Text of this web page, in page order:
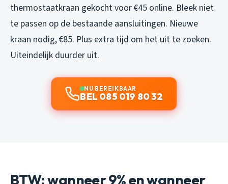
thermostaatkraan gekocht voor €45 online. Bleek niet
te passen op de bestaande aansluitingen. Nieuwe
kraan nodig, €85. Plus extra tijd om het uit te zoeken.
Uiteindelijk duurder uit.
NU BEREIKBAAR
BEL 085 019 80 32
BTW: wanneer 9% en wanneer